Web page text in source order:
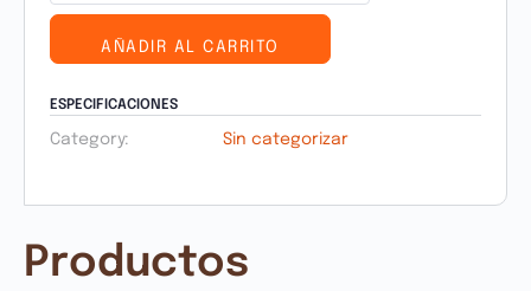
AÑADIR AL CARRITO
ESPECIFICACIONES
Category: Sin categorizar
Productos